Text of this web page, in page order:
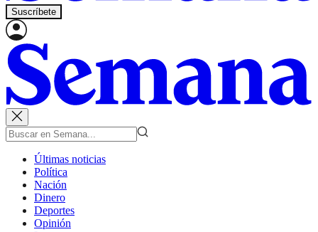
Suscríbete
Últimas noticias
Política
Nación
Dinero
Deportes
Opinión